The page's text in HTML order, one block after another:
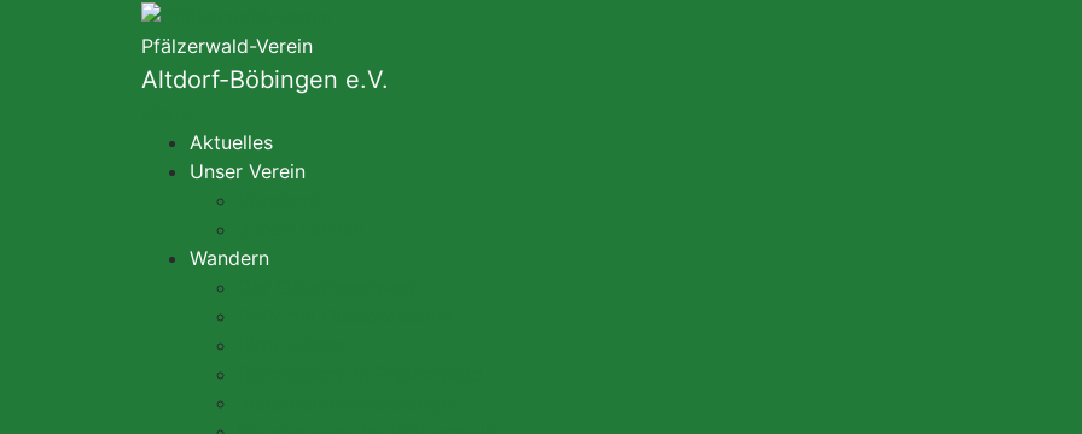
Pfälzerwald-Verein
Altdorf-Böbingen e.V.
Aktuelles
Unser Verein
Wandern